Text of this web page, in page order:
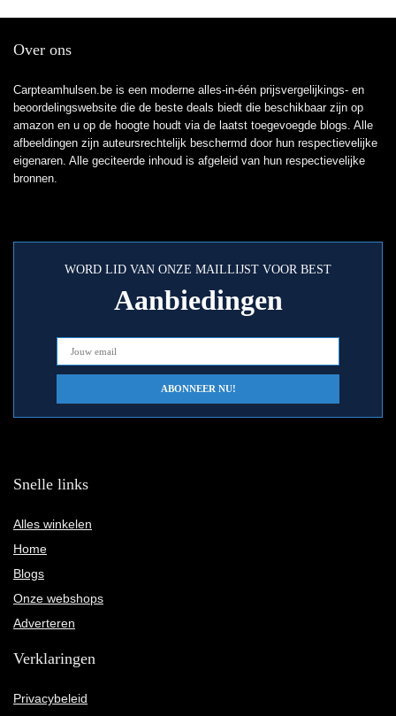
Over ons
Carpteamhulsen.be is een moderne alles-in-één prijsvergelijkings- en
beoordelingswebsite die de beste deals biedt die beschikbaar zijn op
amazon en u op de hoogte houdt via de laatst toegevoegde blogs. Alle
afbeeldingen zijn auteursrechtelijk beschermd door hun respectievelijke
eigenaren. Alle geciteerde inhoud is afgeleid van hun respectievelijke
bronnen.
WORD LID VAN ONZE MAILLIJST VOOR BEST
Aanbiedingen
Snelle links
Alles winkelen
Home
Blogs
Onze webshops
Adverteren
Verklaringen
Privacybeleid